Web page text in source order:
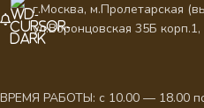
г.Москва, м.Пролетарская
ул.Воронцовская 35Б
ВРЕМЯ РАБОТЫ: с 10.00 — 18.00